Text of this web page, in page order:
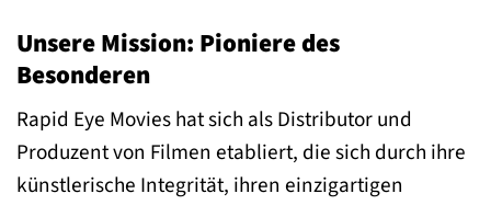
Unsere Mission: Pioniere des
Besonderen
Rapid Eye Movies hat sich als Distributor und
Produzent von Filmen etabliert, die sich durch ihre
künstlerische Integrität, ihren einzigartigen